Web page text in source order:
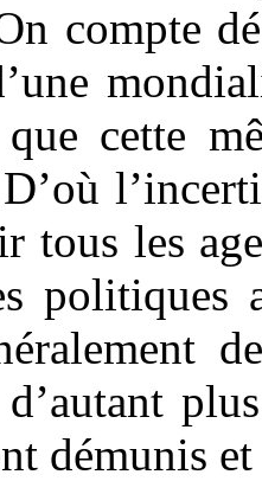
compte
que cette
tous les
politiques
d’autant
démunis